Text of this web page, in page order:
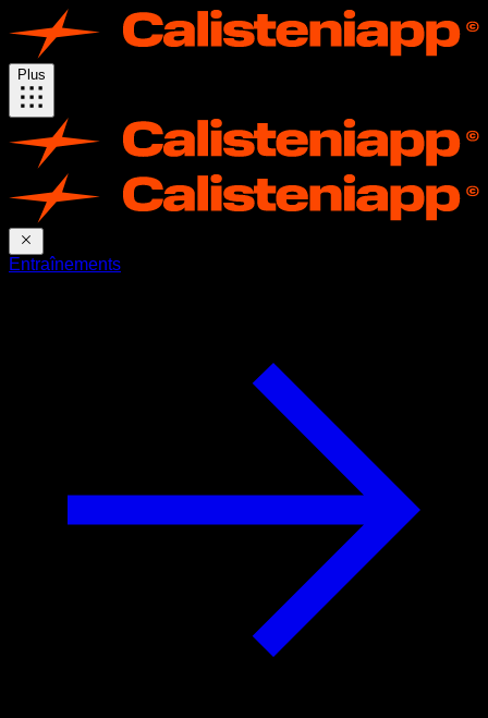
Plus
Entraînements